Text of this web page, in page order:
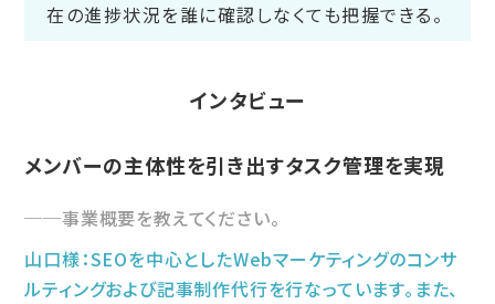
在の進捗状況を誰に確認しなくても把握できる。
インタビュー
メンバーの主体性を引き出すタスク管理を実現
事業概要を教えてください。
山口様：SEOを中心としたWebマーケティングのコンサ
ルティングおよび記事制作代行を行なっています。また、